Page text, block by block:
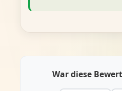
War diese